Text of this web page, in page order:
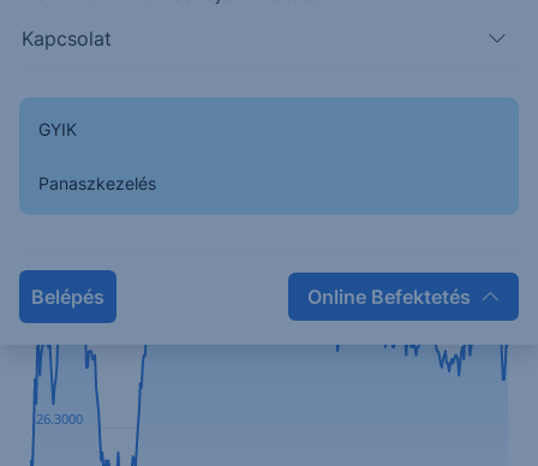
Kapcsolat
GYIK
Panaszkezelés
Belépés Online Befektetés
lezárásának esélye 23%-ra csökkent, míg ez Trump
26.3000